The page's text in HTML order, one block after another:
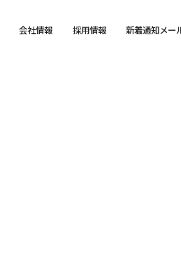
会社情報 採用情報 新着通知メー